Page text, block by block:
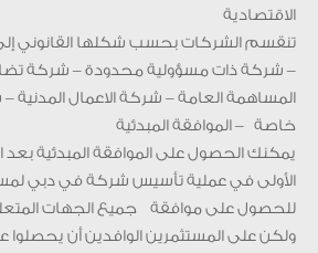
الاقتصادية
تنقسم الشركات بحسب شكلها القانوني
– شركة ذات مسؤولية محدودة – شركة
المساهمة العامة – شركة الاعمال
خاصة – الموافقة المبدئية
يمكنك الحصول على الموافقة المبدئية بعد
الأولى في عملية تأسيس شركة في دبي
للحصول على موافقة جميع الجهات
ولكن على المستثمرين الوافدين أن يحصلوا